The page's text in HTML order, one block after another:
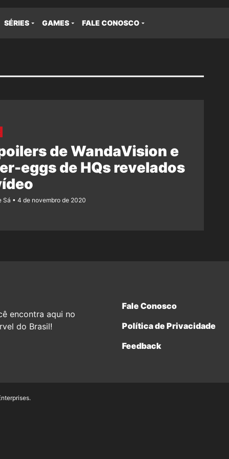
SÉRIES GAMES FALE CONOSCO
de WandaVision e
eggs de HQs revelados
Sá 4 de novembro de 2020
encontra aqui no
do Brasil!
Fale Conosco
Política de Privacidade
Feedback